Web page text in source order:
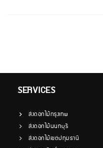
SERVICES
ส่งดอกไม้กรุงเทพ
ส่งดอกไม้นนทบุรี
ส่งดอกไม้เขตปทุมธานี